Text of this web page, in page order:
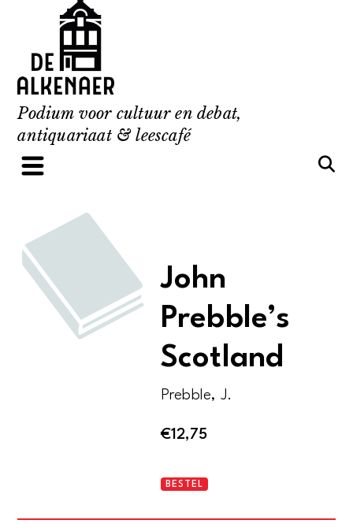
content
Podium voor cultuur en debat,
antiquariaat & leescafé
John
Prebble’s
Scotland
Prebble, J.
€12,75
John
BESTEL